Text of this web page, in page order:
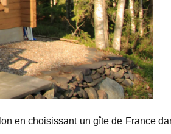
en choisissant un gîte de France